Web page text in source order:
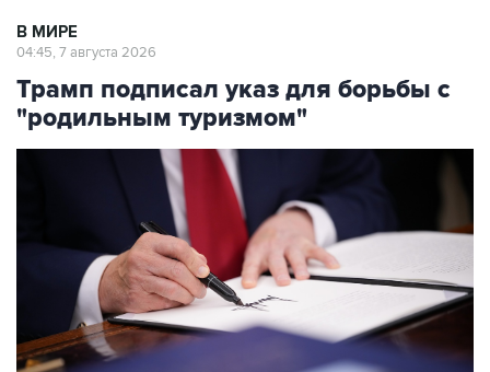
В МИРЕ
04:45, 7 августа 2026
Трамп подписал указ для борьбы с
"родильным туризмом"